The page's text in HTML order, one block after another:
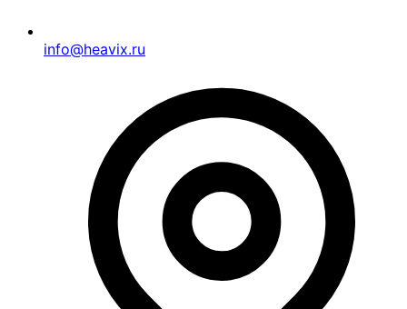
info@heavix.ru